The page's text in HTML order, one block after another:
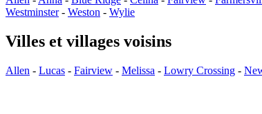
Westminster- Weston - Wylie
Villes et villages voisins
Allen - Lucas - Fairview - Melissa - Lowry Crossing -